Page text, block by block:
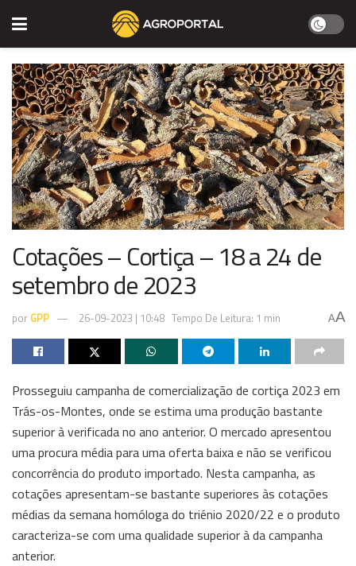
Cotações – Cortiça – 18 a 24 de
setembro de 2023
por GPP 26-09-2023 | 10:48 Tempo De Leitura: 1 min AA
Prosseguiu campanha de comercialização de cortiça 2023 em
Trás-os-Montes, onde se estima uma produção bastante
superior à verificada no ano anterior. O mercado apresentou
uma procura média para uma oferta baixa e não se verificou
concorrência do produto importado. Nesta campanha, as
cotações apresentam-se bastante superiores às cotações
médias da semana homóloga do triénio 2020/22 e o produto
caracteriza-se com uma qualidade superior à da campanha
anterior.